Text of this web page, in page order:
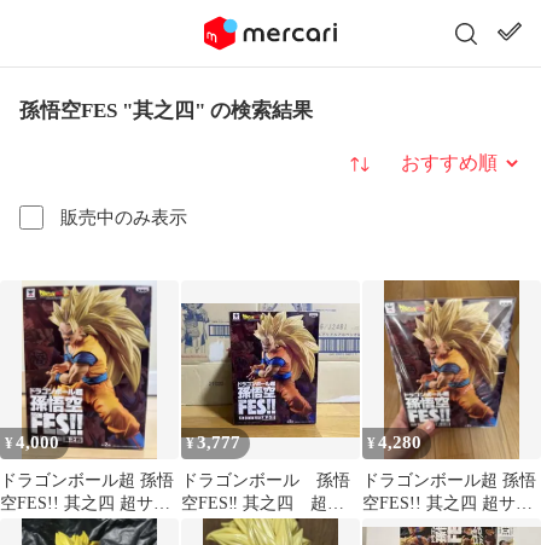
孫悟空FES "其之四" の検索結果
販売中のみ表示
並び替え
¥4,000
ドラゴンボール超 孫悟
空FES!! 其之四 超サイ
ヤ人3 孫悟空
¥3,777
ドラゴンボール 孫悟
空FES‼︎ 其之四 超サ
イヤ人3 孫悟空
¥4,280
ドラゴンボール超 孫悟
空FES!! 其之四 超サイ
ヤ人3フィギュア 未開